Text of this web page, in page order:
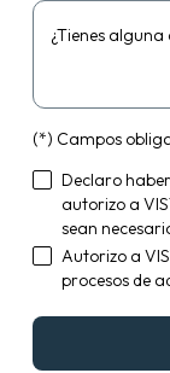
¿Tienes alguna
(*) Campos
Declaro
autorizo a
sean
Autorizo a
procesos de